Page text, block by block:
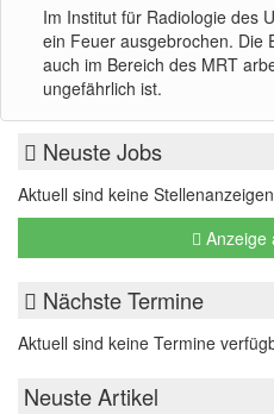
Im Institut für Radiologie des
ein Feuer ausgebrochen. Die
auch im Bereich des MRT
ungefährlich ist.
Neuste Jobs
Aktuell sind keine
Anzeige
Nächste Termine
Aktuell sind keine Termine
Neuste Artikel